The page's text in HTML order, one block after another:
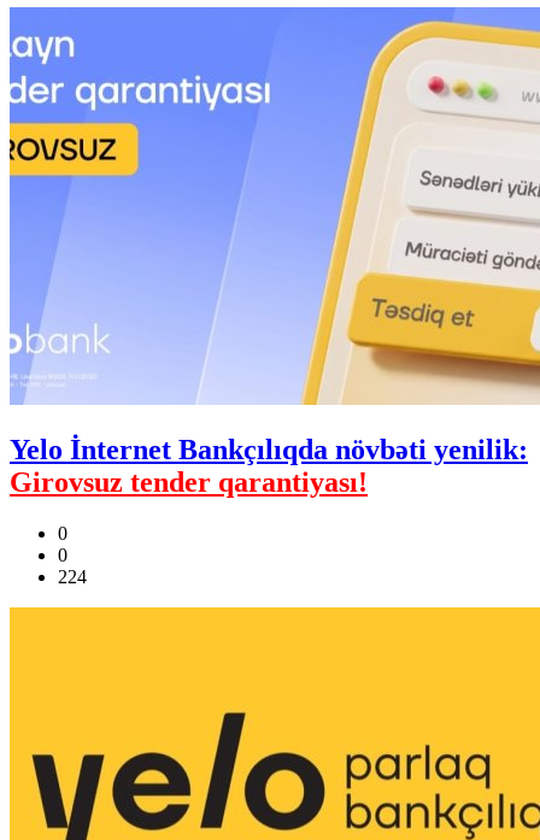
Yelo İnternet Bankçılıqda növbəti yenilik:
Girovsuz tender qarantiyası!
0
0
224